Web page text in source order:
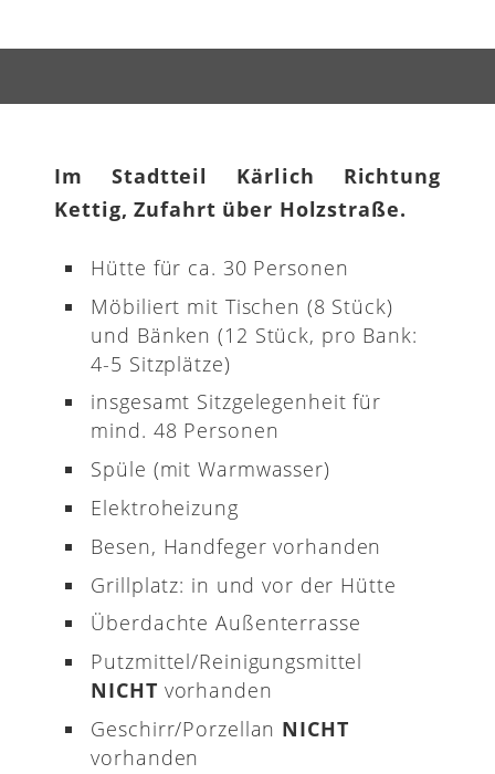
Im Stadtteil Kärlich Richtung
Kettig, Zufahrt über Holzstraße.
Hütte für ca. 30 Personen
Möbiliert mit Tischen (8 Stück)
und Bänken (12 Stück, pro Bank:
4-5 Sitzplätze)
insgesamt Sitzgelegenheit für
mind. 48 Personen
Spüle (mit Warmwasser)
Elektroheizung
Besen, Handfeger vorhanden
Grillplatz: in und vor der Hütte
Überdachte Außenterrasse
Putzmittel/Reinigungsmittel
NICHT vorhanden
Geschirr/Porzellan NICHT
vorhanden